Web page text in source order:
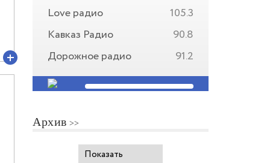
Love радио
105.3
Кавказ Радио
90.8
Дорожное радио
91.2
Архив
Показать